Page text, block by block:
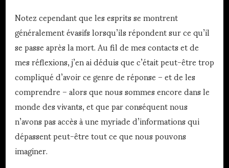
Notez cependant que les esprits se montrent
généralement évasifs lorsqu’ils répondent sur ce qu’il
se passe après la mort. Au fil de mes contacts et de
mes réflexions, j’en ai déduis que c’était peut-être trop
compliqué d’avoir ce genre de réponse – et de les
comprendre – alors que nous sommes encore dans le
monde des vivants, et que par conséquent nous
n’avons pas accès à une myriade d’informations qui
dépassent peut-être tout ce que nous pouvons
imaginer.